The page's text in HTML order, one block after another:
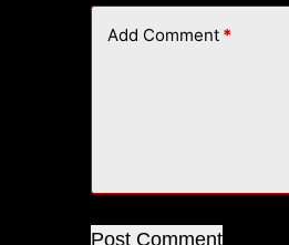
Add Comment *
Post Comment